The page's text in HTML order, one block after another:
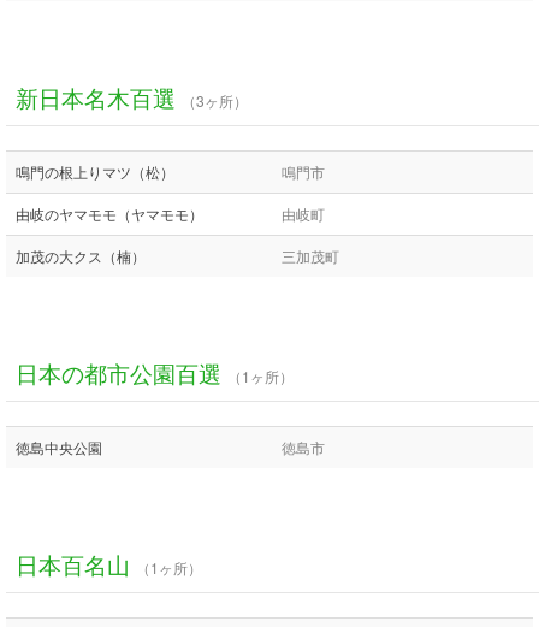
新日本名木百選 （3ヶ所）
鳴門の根上りマツ（松） 鳴門市
由岐のヤマモモ（ヤマモモ） 由岐町
加茂の大クス（楠） 三加茂町
日本の都市公園百選 （1ヶ所）
徳島中央公園 徳島市
日本百名山 （1ヶ所）